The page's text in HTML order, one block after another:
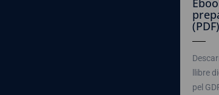
(PDF)
llibre
pel